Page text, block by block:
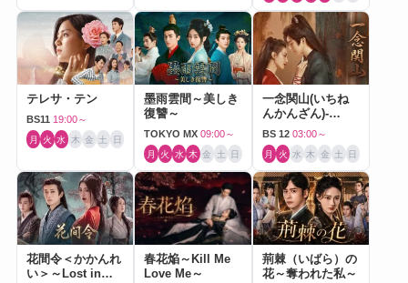
テレサ・テン
BS11 19:00～
月 火 水 木 金 土 日
墨雨雲間～美しき
復讐～
TOKYO MX 09:00～
月 火 水 木 金 土 日
一念関山(いちね
んかんざん)-
Journey to Love-
BS 12 03:00～
月 火 水 木 金 土 日
花間令＜かかんれ
い＞～Lost in
春花焔～Kill Me
Love Me～
荊棘（いばら）の
花～奪われた私～